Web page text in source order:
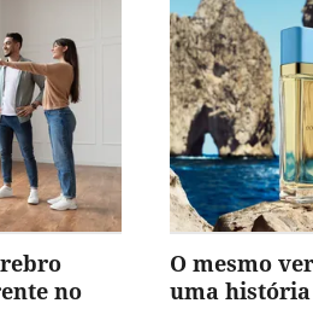
no
O mesmo
uma história